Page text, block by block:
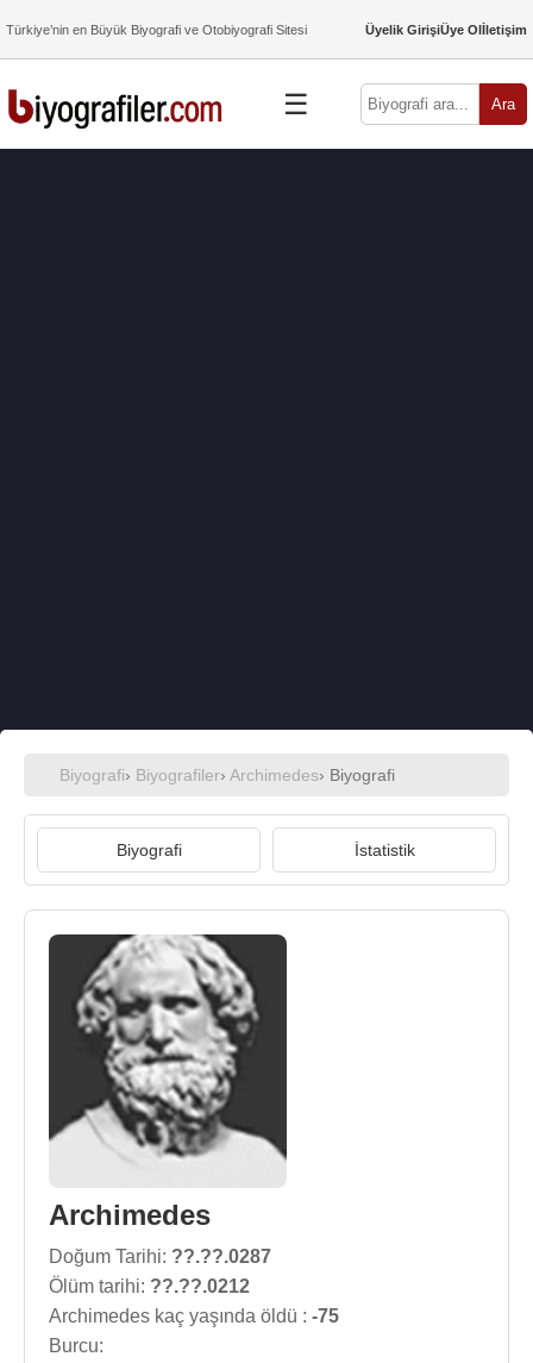
Türkiye’nin en Büyük Biyografi ve Otobiyografi Sitesi Üyelik GirişiÜye Olİletişim
☰ Ara
Biyografi› Biyografiler› Archimedes› Biyografi
Biyografi İstatistik
Archimedes
Doğum Tarihi: ??.??.0287
Ölüm tarihi: ??.??.0212
Archimedes kaç yaşında öldü : -75
Burcu: